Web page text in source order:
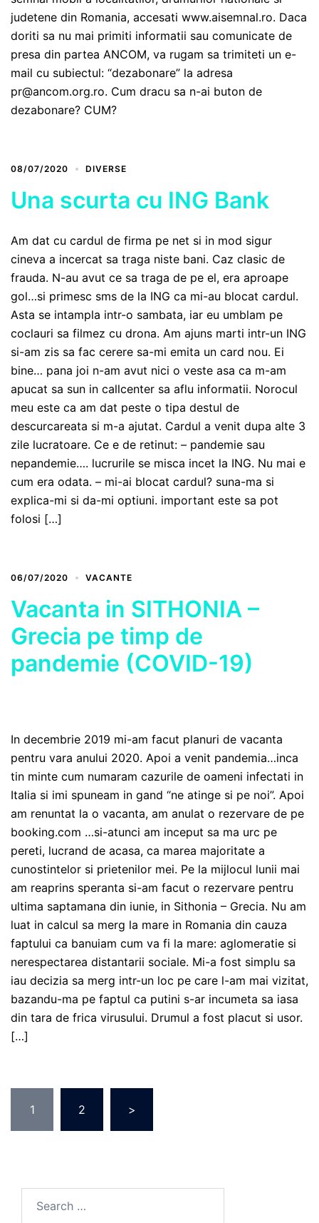
judetene din Romania, accesati www.aisemnal.ro. Daca
doriti sa nu mai primiti informatii sau comunicate de
presa din partea ANCOM, va rugam sa trimiteti un e-
mail cu subiectul: “dezabonare” la adresa
pr@ancom.org.ro. Cum dracu sa n-ai buton de
dezabonare? CUM?
08/07/2020 DIVERSE
Una scurta cu ING Bank
Am dat cu cardul de firma pe net si in mod sigur
cineva a incercat sa traga niste bani. Caz clasic de
frauda. N-au avut ce sa traga de pe el, era aproape
gol…si primesc sms de la ING ca mi-au blocat cardul.
Asta se intampla intr-o sambata, iar eu umblam pe
coclauri sa filmez cu drona. Am ajuns marti intr-un ING
si-am zis sa fac cerere sa-mi emita un card nou. Ei
bine… pana joi n-am avut nici o veste asa ca m-am
apucat sa sun in callcenter sa aflu informatii. Norocul
meu este ca am dat peste o tipa destul de
descurcareata si m-a ajutat. Cardul a venit dupa alte 3
zile lucratoare. Ce e de retinut: – pandemie sau
nepandemie…. lucrurile se misca incet la ING. Nu mai e
cum era odata. – mi-ai blocat cardul? suna-ma si
explica-mi si da-mi optiuni. important este sa pot
folosi […]
06/07/2020 VACANTE
Vacanta in SITHONIA –
Grecia pe timp de
pandemie (COVID-19)
In decembrie 2019 mi-am facut planuri de vacanta
pentru vara anului 2020. Apoi a venit pandemia…inca
tin minte cum numaram cazurile de oameni infectati in
Italia si imi spuneam in gand “ne atinge si pe noi”. Apoi
am renuntat la o vacanta, am anulat o rezervare de pe
booking.com …si-atunci am inceput sa ma urc pe
pereti, lucrand de acasa, ca marea majoritate a
cunostintelor si prietenilor mei. Pe la mijlocul lunii mai
am reaprins speranta si-am facut o rezervare pentru
ultima saptamana din iunie, in Sithonia – Grecia. Nu am
luat in calcul sa merg la mare in Romania din cauza
faptului ca banuiam cum va fi la mare: aglomeratie si
nerespectarea distantarii sociale. Mi-a fost simplu sa
iau decizia sa merg intr-un loc pe care l-am mai vizitat,
bazandu-ma pe faptul ca putini s-ar incumeta sa iasa
din tara de frica virusului. Drumul a fost placut si usor.
[…]
pagination
1 2 >
for: